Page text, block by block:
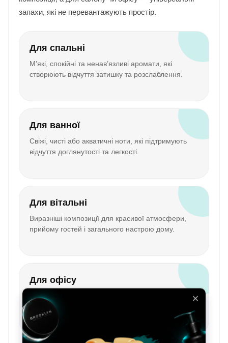
запахи, які не перевантажують простір.
Для спальні
М’які, спокійні та ненав’язливі аромати, які
створюють відчуття затишку та розслаблення.
Для ванної
Свіжі, чисті або акватичні ноти, які підтримують
відчуття доглянутості та легкості.
Для вітальні
Виразніші композиції для красивої атмосфери,
прийому гостей і загального настрою дому.
Для офісу
Збалансовані аромати, які не відволікають, але
роблять простір приємнішим.